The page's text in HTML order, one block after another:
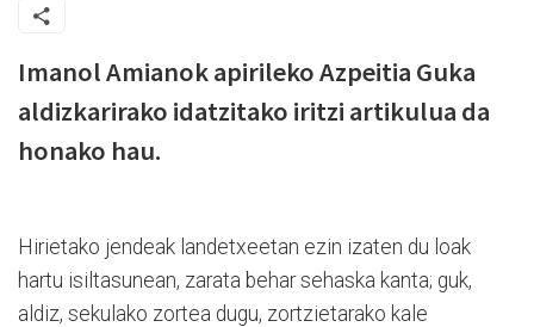
Imanol Amianok apirileko Azpeitia Guka
aldizkarirako idatzitako iritzi artikulua da
honako hau.
Hirietako jendeak landetxeetan ezin izaten du loak
hartu isiltasunean, zarata behar sehaska kanta; guk,
aldiz, sekulako zortea dugu, zortzietarako kale